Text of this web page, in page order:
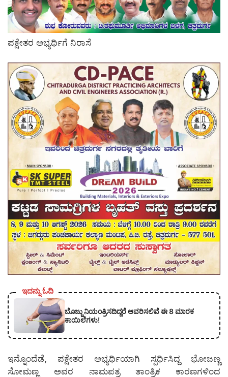
ಪಕ್ಷೇತರ ಅಭ್ಯರ್ಥಿಗೆ ನಿರಾಸೆ
ಇದನ್ನು ಓದಿ
ಬೊಜ್ಜು ನಿಯಂತ್ರಿಸದಿದ್ದರೆ ಆವರಿಸಲಿವೆ ಈ 8 ಮಾರಕ
ಕಾಯಿಲೆಗಳು!
ಇನ್ನೊಂದೆಡೆ, ಪಕ್ಷೇತರ ಅಭ್ಯರ್ಥಿಯಾಗಿ ಸ್ಪರ್ಧಿಸಿದ್ದ ಭೋಜಣ್ಣ
ಸೋಮಣ್ಣ ಅವರ ನಾಮಪತ್ರ ತಾಂತ್ರಿಕ ಕಾರಣಗಳಿಂದ